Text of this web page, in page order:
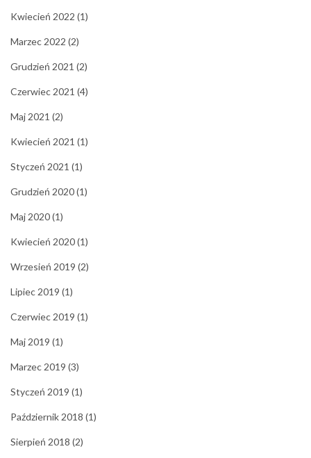
Kwiecień 2022 (1)
Marzec 2022 (2)
Grudzień 2021 (2)
Czerwiec 2021 (4)
Maj 2021 (2)
Kwiecień 2021 (1)
Styczeń 2021 (1)
Grudzień 2020(1)
Maj 2020(1)
Kwiecień 2020(1)
Wrzesień 2019 (2)
Lipiec 2019 (1)
Czerwiec 2019 (1)
Maj 2019 (1)
Marzec 2019 (3)
Styczeń 2019 (1)
Październik 2018 (1)
Sierpień 2018 (2)